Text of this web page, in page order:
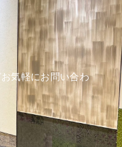
気軽にお問い合わ